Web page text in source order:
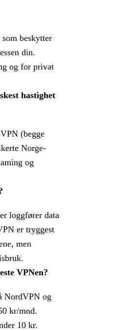
beskytter
din.
og for privat
hastighet
(begge
Norge-
og
loggfører data
er tryggest
men
VPNen?
NordVPN og
kr/mnd.
10 kr.